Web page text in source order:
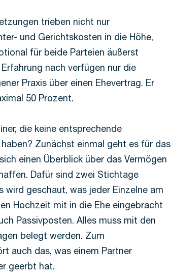
trieben nicht nur
und Gerichtskosten in die Höhe,
für beide Parteien äußerst
nach verfügen nur die
Praxis über einen Ehevertrag. Er
50 Prozent.
die keine entsprechende
Zunächst einmal geht es für das
einen Überblick über das Vermögen
Dafür sind zwei Stichtage
wird geschaut, was jeder Einzelne am
Hochzeit mit in die Ehe eingebracht
Passivposten. Alles muss mit den
belegt werden. Zum
auch das, was einem Partner
geerbt hat.